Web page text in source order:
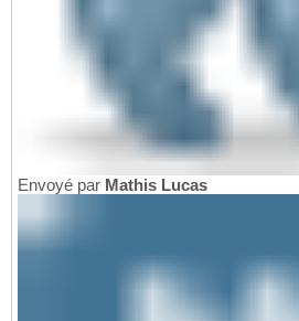
Envoyé par Mathis Lucas